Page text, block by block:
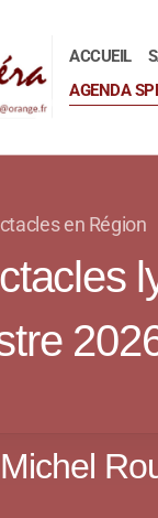
ACCUEIL
AGENDA
en Région